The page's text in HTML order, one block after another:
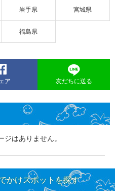
岩手県 宮城県
福島県
ア 友だちに送る
はありません。
かけスポットを探す